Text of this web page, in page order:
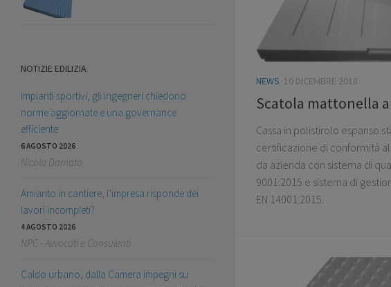
NEWS 10 DICEMBRE 2018
Scatola mattonella
Cassa in polistirolo espanso
certificazione di conformità
da azienda con sistema di
9001:2015 e sistema di
EN 14001:2015.
NOTIZIE EDILIZIA
Impianti sportivi, gli ingegneri chiedono
norme aggiornate e una governance
efficiente
6 AGOSTO 2026
Nicola Damato
Amianto in cantiere, l’impresa risponde dei
lavori incompleti?
4 AGOSTO 2026
NPC - Avvocati e Consulenti
Caldo urbano, dalla Camera impegni su